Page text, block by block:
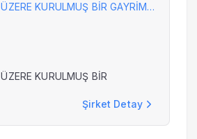
ŞİRKET, YURTİÇİ VE YURTDIŞINDA GAYRİMENKULLERE VE GAYRİMENKUL PROJELERİNE YATIRIM YAPMAK ÜZERE KURULMUŞ BİR GAYRİMENKUL GELİŞTİRME VE YATIRIM ŞİRKETİDİR.
KURULMUŞ BİR
Şirket Detay